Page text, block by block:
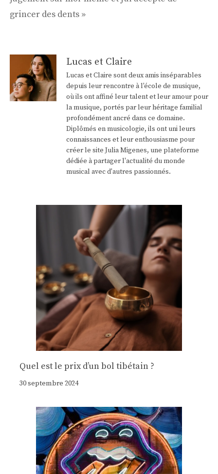
grincer des dents »
Lucas et Claire
Lucas et Claire sont deux amis inséparables
depuis leur rencontre à l'école de musique,
où ils ont affiné leur talent et leur amour pour
la musique, portés par leur héritage familial
profondément ancré dans ce domaine.
Diplômés en musicologie, ils ont uni leurs
connaissances et leur enthousiasme pour
créer le site Julia Migenes, une plateforme
dédiée à partager l'actualité du monde
musical avec d'autres passionnés.
Quel est le prix d’un bol tibétain ?
30 septembre 2024